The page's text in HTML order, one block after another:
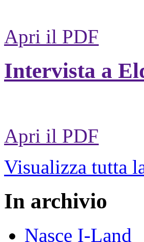
Apri il PDF
Intervista a
Apri il PDF
Visualizza tutta
In archivio
Nasce I-Land